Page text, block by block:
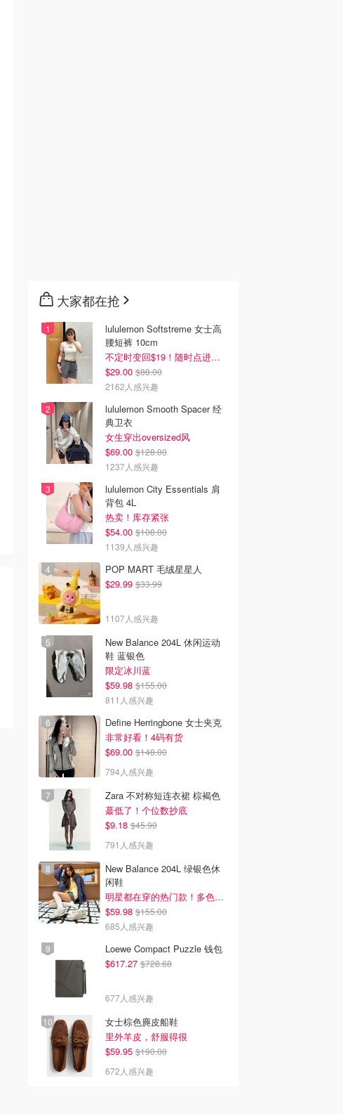
2026韩国电影推荐 | 最新
好看的韩国电影排行榜，
必看盘点！8月最新！(持
2026美国即将上映电影推
荐 - 万众期待的热门大片
大家都在抢
lululemon Softstreme 女士高
腰短裤 10cm
不定时变回$19！随时点进来看
$29.00 $88.00
2162人感兴趣
lululemon Smooth Spacer 经
典卫衣
女生穿出oversized风
$69.00 $128.00
1237人感兴趣
lululemon City Essentials 肩
背包 4L
热卖！库存紧张
$54.00 $108.00
1139人感兴趣
POP MART 毛绒星星人
$29.99 $33.99
1107人感兴趣
New Balance 204L 休闲运动
鞋 蓝银色
限定冰川蓝
$59.98 $155.00
811人感兴趣
Define Herringbone 女士夹克
非常好看！4码有货
$69.00 $148.00
794人感兴趣
Zara 不对称短连衣裙 棕褐色
蕞低了！个位数抄底
$9.18 $45.90
791人感兴趣
New Balance 204L 绿银色休
闲鞋
明星都在穿的热门款！多色可选 3.8折
$59.98 $155.00
685人感兴趣
Loewe Compact Puzzle 钱包
$617.27 $728.68
677人感兴趣
女士棕色麂皮船鞋
里外羊皮，舒服得很
$59.95 $190.00
672人感兴趣